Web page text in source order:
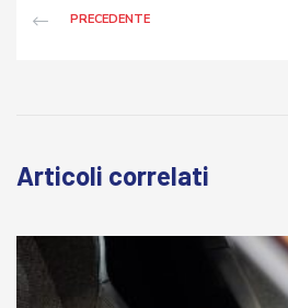
PRECEDENTE
Articoli correlati